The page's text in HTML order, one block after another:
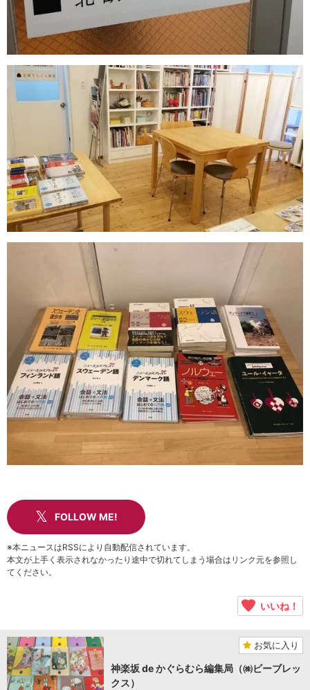
FOLLOW ME!
※本ニュースはRSSにより自動配信されています。
本文が上手く表示されなかったり途中で切れてしまう場合はリンク元を参照し
てください。
いいね！
お気に入り
神楽坂 de かぐらむら編集局（㈱ビーブレッ
クス）